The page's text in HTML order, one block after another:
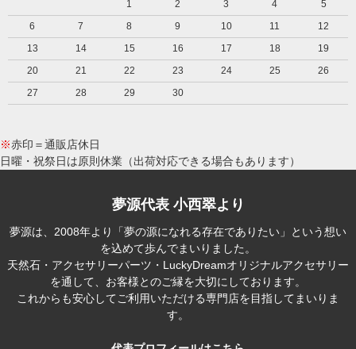
1
2 3 4
5
6
7 8 9 10 11
12
13
14 15 16 17 18
19
20
21 22 23 24 25
26
27
28 29 30
※赤印＝通販店休日
日曜・祝祭日は原則休業（出荷対応できる場合もあります）
夢源代表 小西翠より
夢源は、2008年より「夢の源になれる存在でありたい」という想い
を込めて歩んでまいりました。
天然石・アクセサリーパーツ・LuckyDreamオリジナルアクセサリー
を通して、お客様とのご縁を大切にしております。
これからも安心してご利用いただける専門店を目指してまいりま
す。